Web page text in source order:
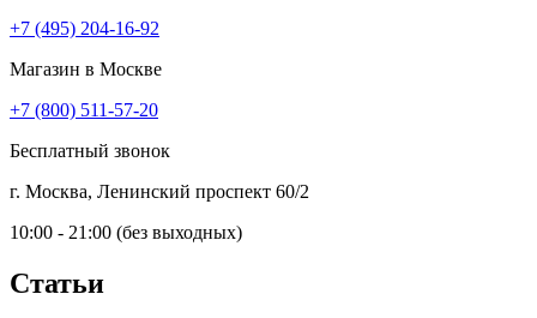
+7 (495) 204-16-92
Магазин в Москве
+7 (800) 511-57-20
Бесплатный звонок
г. Москва, Ленинский проспект 60/2
10:00 - 21:00 (без выходных)
Статьи